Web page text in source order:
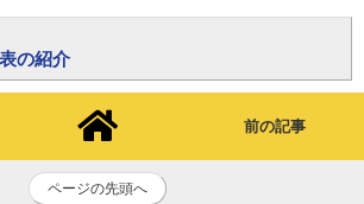
の紹介
前の記事
ページの先頭へ